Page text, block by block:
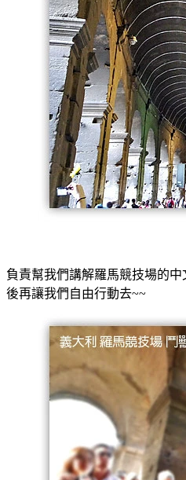
負責幫我們講解羅馬競技場的
後再讓我們自由行動去~~